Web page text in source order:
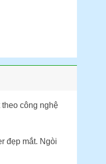
công nghệ
đẹp mắt. Ngòi